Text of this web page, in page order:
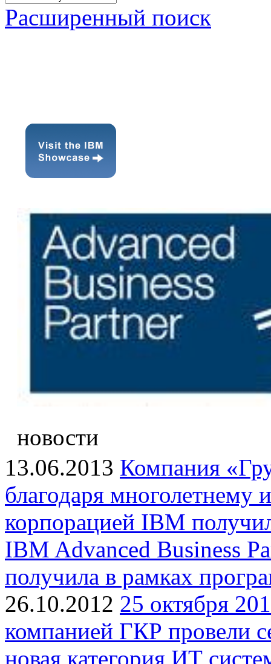
Расширенный поиск
новости
13.06.2013 Компания
благодаря многолетнему
корпорацией IBM
IBM Advanced Business
получила в рамках
26.10.2012 25 октября
компанией ГКР провели
новая категория ИТ